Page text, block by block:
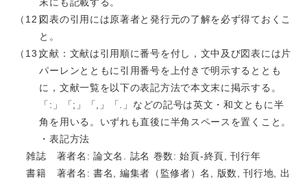
末にも記載する。
図表の引用には原著者と発行元の了解を必ず得ておくこ
と。
文献：文献は引用順に番号を付し，文中及び図表には片
パーレンとともに引用番号を上付きで明示するととも
に，文献一覧を以下の表記方法で本文末に掲示する。
「:」「;」「,」「.」などの記号は英文・和文ともに半
角を用いる。いずれも直後に半角スペースを置くこと。
・表記方法
雑誌 著者名: 論文名. 誌名 巻数: 始頁-終頁, 刊行年
書籍 著者名: 書名, 編集者（監修者）名, 版数, 刊行地, 出